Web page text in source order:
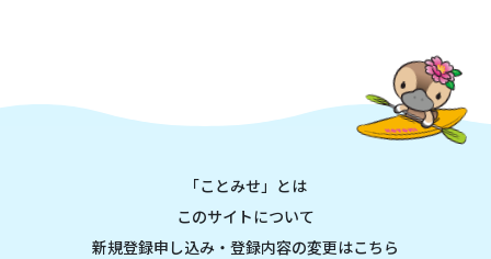
「ことみせ」とは
このサイトについて
新規登録申し込み・登録内容の変更はこちら